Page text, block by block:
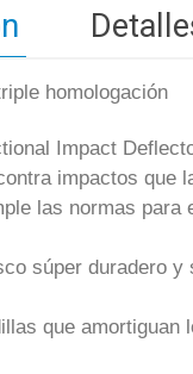
homologación
Impact
impactos que
las normas
súper duradero
que